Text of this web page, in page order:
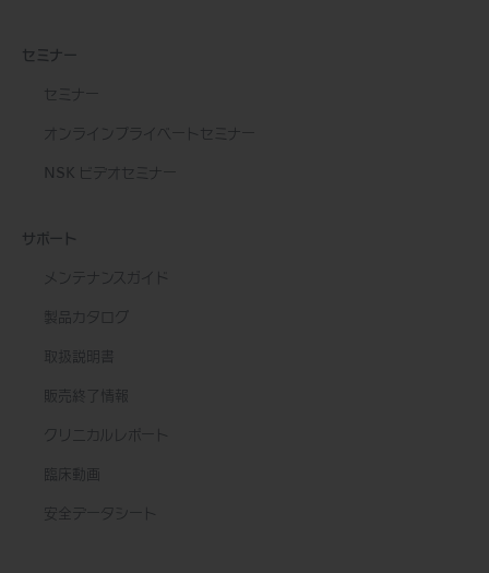
セミナー
セミナー
オンラインプライベートセミナー
NSK ビデオセミナー
サポート
メンテナンスガイド
製品カタログ
取扱説明書
販売終了情報
クリニカルレポート
臨床動画
安全データシート